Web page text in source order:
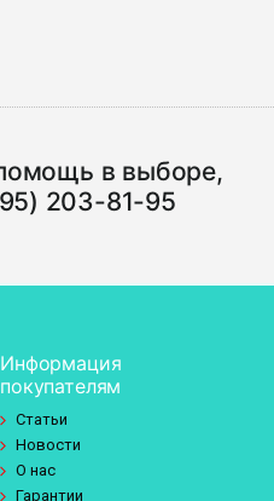
в выборе,
203-81-95
Информация
покупателям
Статьи
Новости
О нас
Гарантии